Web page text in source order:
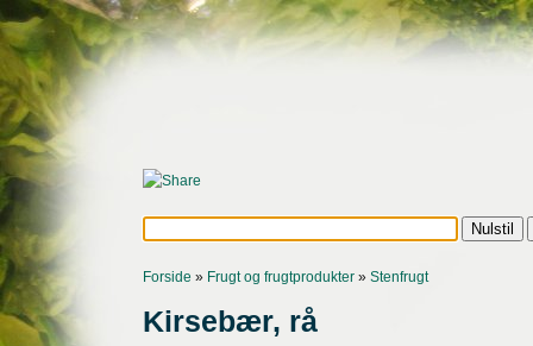
Forside » Frugt og frugtprodukter » Stenfrugt
Kirsebær, rå